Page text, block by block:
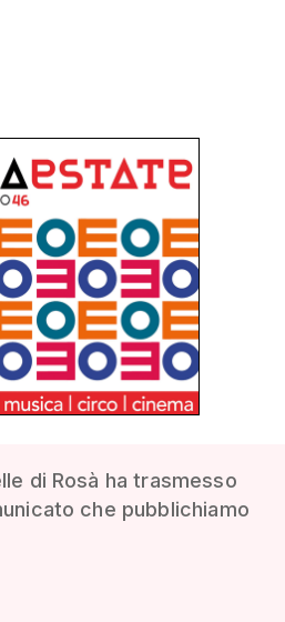
di Rosà ha trasmesso
che pubblichiamo